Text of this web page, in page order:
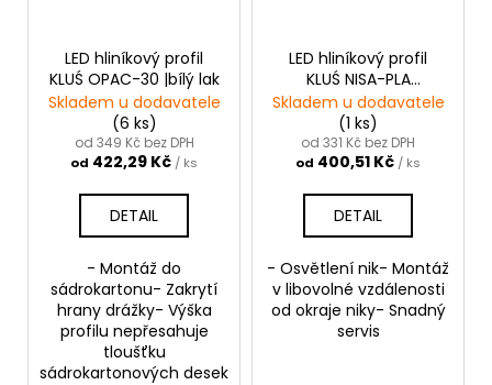
LED hliníkový profil
KLUŚ OPAC-30 |bílý lak
Skladem u dodavatele
(6 ks)
od 349 Kč bez DPH
od 422,29 Kč / ks
DETAIL
- Montáž do
sádrokartonu- Zakrytí
hrany drážky- Výška
profilu nepřesahuje
tloušťku
sádrokartonových desek
LED hliníkový profil
KLUŚ NISA-PLA
|neanodizovaná 1m
Skladem u dodavatele
(1 ks)
od 331 Kč bez DPH
od 400,51 Kč / ks
DETAIL
- Osvětlení nik- Montáž
v libovolné vzdálenosti
od okraje niky- Snadný
servis